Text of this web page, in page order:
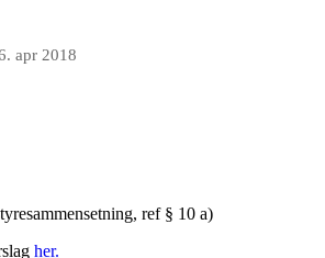
apr 2018
ref § 10 a)
her.